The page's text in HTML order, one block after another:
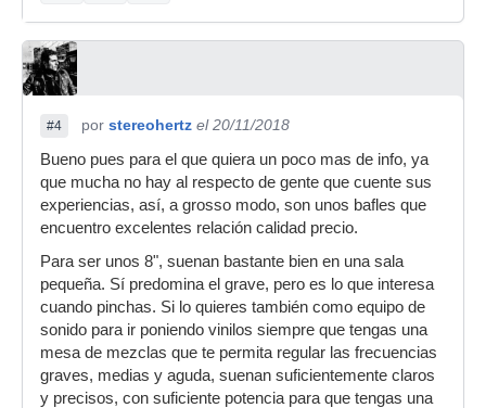
#4 por stereohertz el 20/11/2018
Bueno pues para el que quiera un poco mas de info, ya
que mucha no hay al respecto de gente que cuente sus
experiencias, así, a grosso modo, son unos bafles que
encuentro excelentes relación calidad precio.
Para ser unos 8", suenan bastante bien en una sala
pequeña. Sí predomina el grave, pero es lo que interesa
cuando pinchas. Si lo quieres también como equipo de
sonido para ir poniendo vinilos siempre que tengas una
mesa de mezclas que te permita regular las frecuencias
graves, medias y aguda, suenan suficientemente claros
y precisos, con suficiente potencia para que tengas una